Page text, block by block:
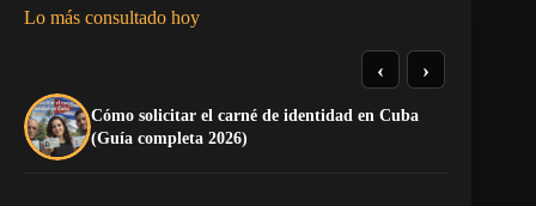
Lo más consultado hoy
Cómo solicitar el carné de identidad en Cuba
(Guía completa 2026)
‹ ›